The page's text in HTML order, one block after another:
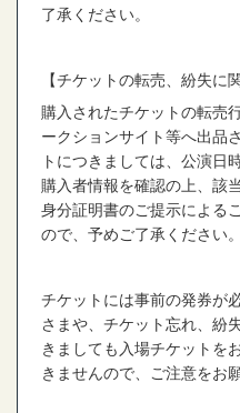
了承ください。
【チケットの転売、紛失に
購入されたチケットの転売
ークションサイト等へ出品
トにつきましては、公演日
購入者情報を確認の上、該
身分証明書のご提示による
ので、予めご了承ください。
チケットには事前の発券が
さまや、チケット忘れ、紛
きましても入場チケットを
きませんので、ご注意をお